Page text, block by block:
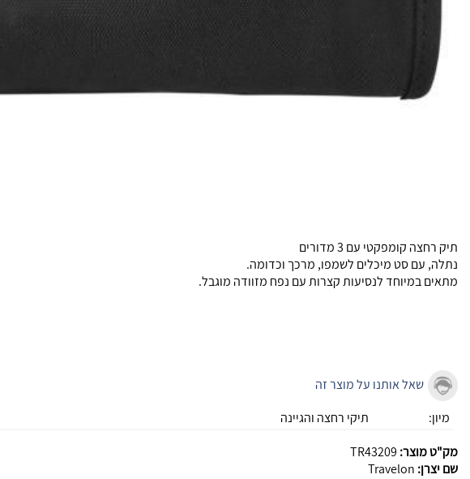
תיק רחצה קומפקטי עם 3 מדורים
נתלה, עם סט מיכלים לשמפו, מרכך וכדומה.
מתאים במיוחד לנסיעות קצרות עם נפח מזוודה מוגבל.
שאל אותנו על מוצר זה
מיון:
תיקי רחצה והגיינה
מק"ט מוצר: TR43209
שם יצרן: Travelon